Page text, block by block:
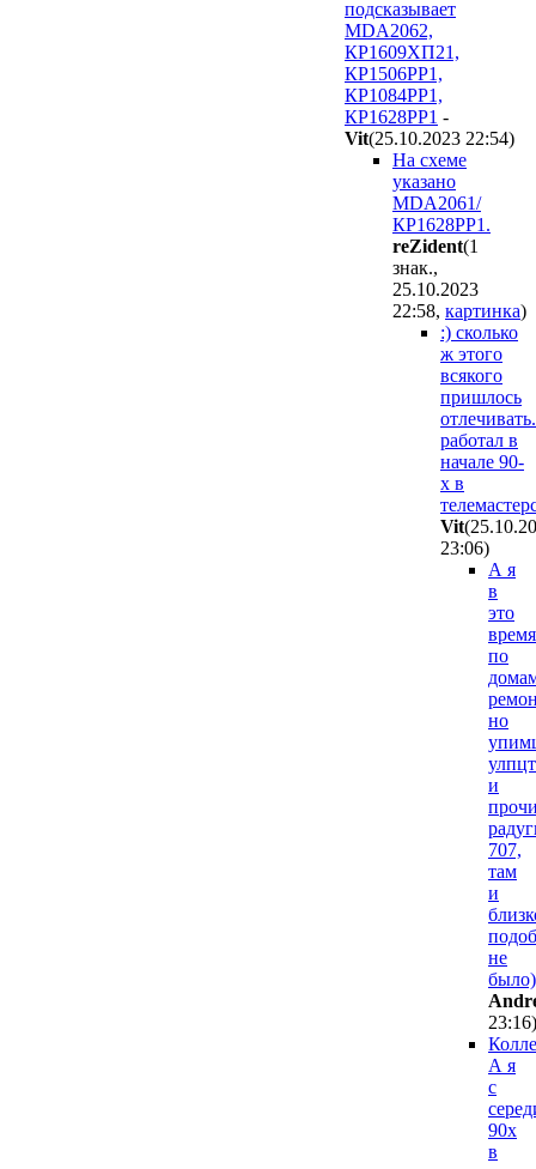
подсказывает
MDA2062,
КР1609ХП21,
КР1506РР1,
КР1084РР1,
КР1628РР1 -
Vit(25.10.2023 22:54)
На схеме
указано
MDA2061/
КР1628РР1.
reZident(1
знак.,
25.10.2023
22:58, картинка)
:) сколько
ж этого
всякого
пришлось
работал в
начале 90-
х в
Vit
23:06)
А я
в
это
время
по
но
улпцт
и
707,
там
и
не
было)
23:16)
А я
с
90х
в